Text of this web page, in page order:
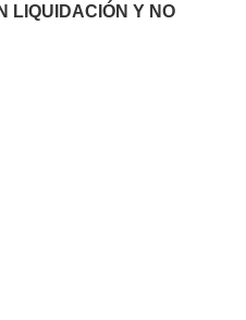
LIQUIDACIÓN Y NO